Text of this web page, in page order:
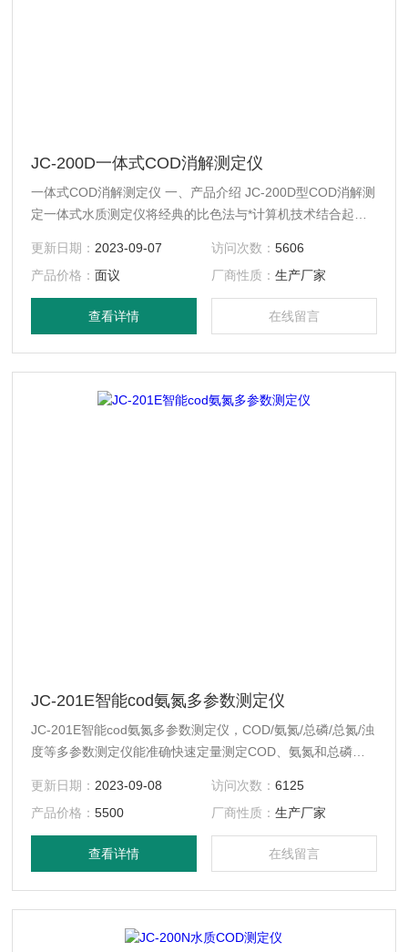
JC-200D一体式COD消解测定仪
一体式COD消解测定仪 一、产品介绍 JC-200D型COD消解测
定一体式水质测定仪将经典的比色法与*计算机技术结合起
消除了人为误差，测量分辨率大大提高。该产品具有自动PID
控温、双液晶显示、自动调零、浓度直读、曲线存储、自动打
印等特点，仪器操作简便，人机交互式操作，使用者无需复杂
的专业知识即可应用本产品。
更新日期： 2023-09-07 访问次数： 5606
产品价格：面议 厂商性质： 生产厂家
查看详情 在线留言
JC-201E智能cod氨氮多参数测定仪
JC-201E智能cod氨氮多参数测定仪，COD/氨氮/总磷/总氮/浊
度等多参数测定仪能准确快速定量测定COD、氨氮和总磷浊
境水样和中轻度污染废水等各种水体。可广泛应用于环保监测
站、污水处理厂、大专院校、科研院所、石化、造纸、印染、
电子、电力、钢铁、农业、市政工程等行业。
更新日期： 2023-09-08 访问次数： 6125
产品价格：5500 厂商性质： 生产厂家
查看详情 在线留言